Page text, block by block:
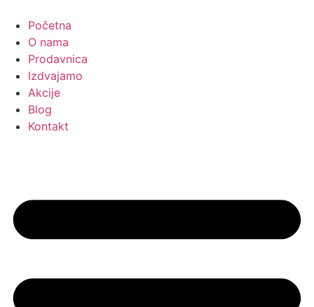
sadržaj
Početna
O nama
Prodavnica
Izdvajamo
Akcije
Blog
Kontakt